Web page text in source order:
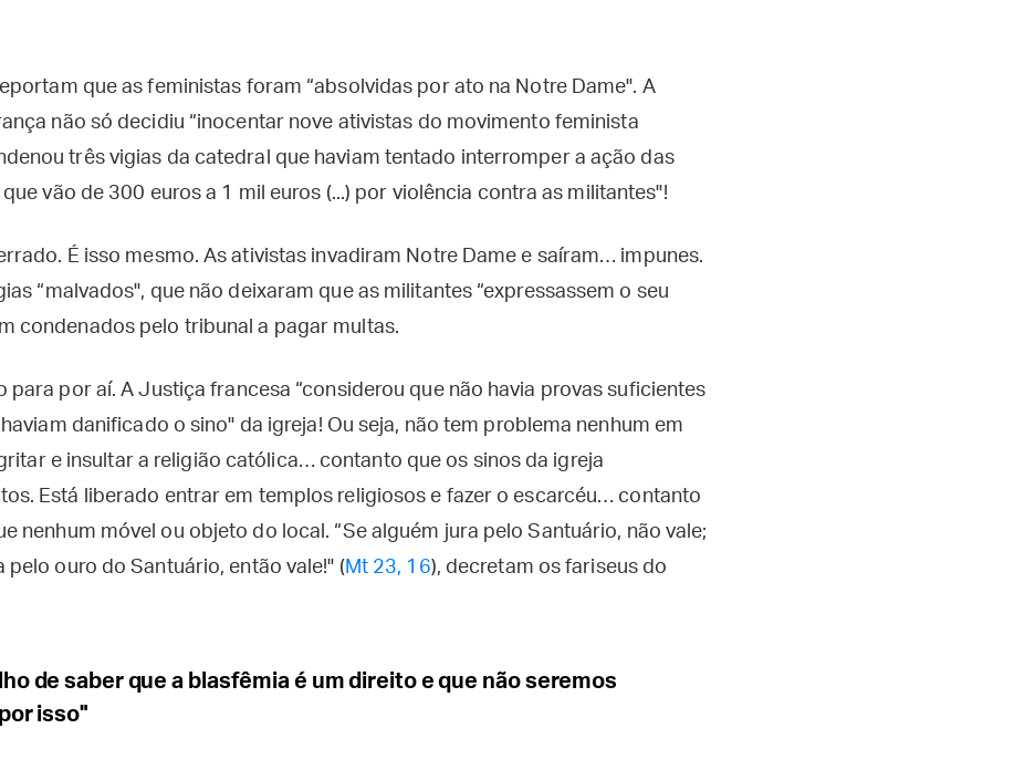
que as feministas foram “absolvidas por ato na Notre Dame". A
não só decidiu “inocentar nove ativistas do movimento feminista
três vigias da catedral que haviam tentado interromper a ação das
vão de 300 euros a 1 mil euros (...) por violência contra as militantes"!
É isso mesmo. As ativistas invadiram Notre Dame e saíram… impunes.
“malvados", que não deixaram que as militantes “expressassem o seu
condenados pelo tribunal a pagar multas.
para por aí. A Justiça francesa “considerou que não havia provas suficientes
danificado o sino" da igreja! Ou seja, não tem problema nenhum em
e insultar a religião católica… contanto que os sinos da igreja
Está liberado entrar em templos religiosos e fazer o escarcéu… contanto
nenhum móvel ou objeto do local. “Se alguém jura pelo Santuário, não vale;
pelo ouro do Santuário, então vale!" ( Mt 23, 16), decretam os fariseus do
de saber que a blasfêmia é um direito e que não seremos
isso"